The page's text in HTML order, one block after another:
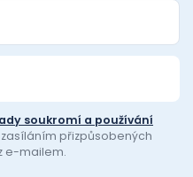
soukromí a používání
přizpůsobených
e-mailem.